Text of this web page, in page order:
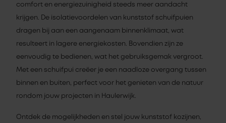
comfort en energiezuinigheid steeds meer aandacht
krijgen. De isolatievoordelen van kunststof schuifpuien
dragen bij aan een aangenaam binnenklimaat, wat
resulteert in lagere energiekosten. Bovendien zijn ze
eenvoudig te bedienen, wat het gebruiksgemak vergroot.
Met een schuifpui creëer je een naadloze overgang tussen
binnen en buiten, perfect voor het genieten van de natuur
rondom jouw projecten in Haulerwijk.
Ontdek de mogelijkheden en stel jouw kunststof kozijnen,